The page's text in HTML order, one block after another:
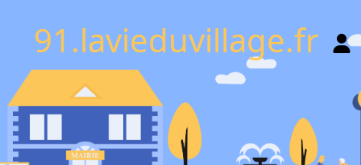
91.lavieduvillage.fr